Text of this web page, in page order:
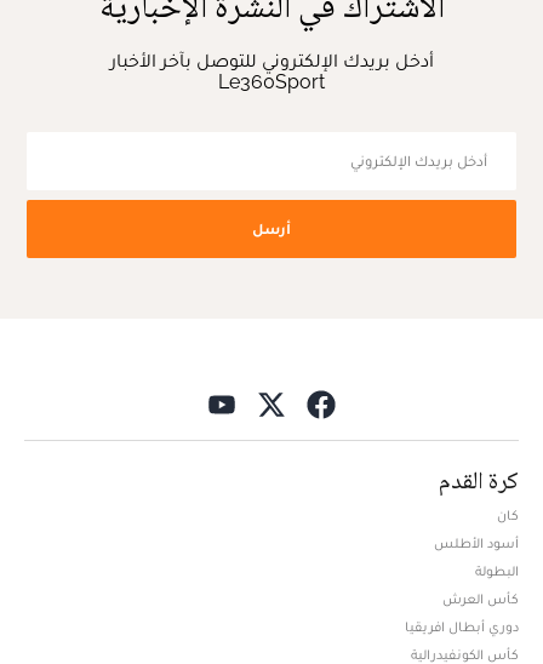
أدخل بريدك الإلكتروني للتوصل بآخر الأخبار
Le360Sport
أرسل
كرة القدم
كان
أسود الأطلس
البطولة
كأس العرش
دوري أبطال افريقيا
كأس الكونفيدرالية